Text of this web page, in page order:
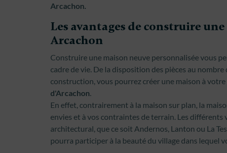
Arcachon.
Les avantages de construire
Arcachon
Construire une maison neuve personnalisée vous
cadre de vie. De la disposition des pièces au
construction, vous pourrez créer une maison à
d'Arcachon
En effet, contrairement à la maison sur plan, la
envies et à vos contraintes de terrain. Les
architectural, que ce soit Andernos, Lanton ou La
pourra participer à la beauté du village dans lequel